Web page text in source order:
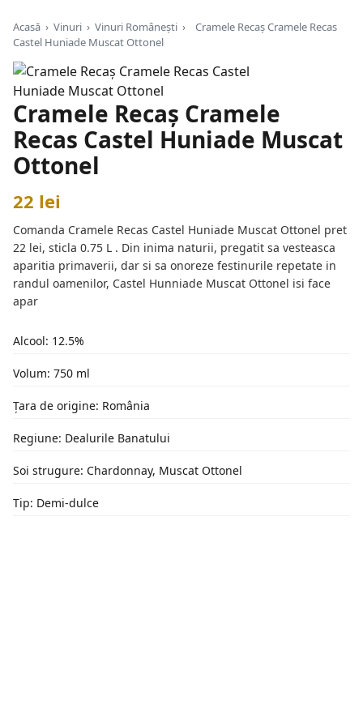
Acasă › Vinuri › Vinuri Românești ›
Cramele Recaș Cramele Recas
Castel Huniade Muscat Ottonel
Cramele Recaș Cramele
Recas Castel Huniade Muscat
Ottonel
22 lei
Comanda Cramele Recas Castel Huniade Muscat Ottonel pret
22 lei, sticla 0.75 L . Din inima naturii, pregatit sa vesteasca
aparitia primaverii, dar si sa onoreze festinurile repetate in
randul oamenilor, Castel Hunniade Muscat Ottonel isi face
apar
Alcool: 12.5%
Volum: 750 ml
Țara de origine: România
Regiune: Dealurile Banatului
Soi strugure: Chardonnay, Muscat Ottonel
Tip: Demi-dulce